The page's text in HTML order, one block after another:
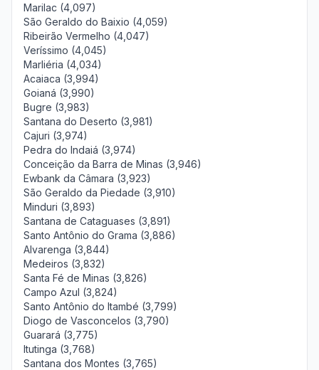
Marilac (4,097)
São Geraldo do Baixio (4,059)
Ribeirão Vermelho (4,047)
Veríssimo (4,045)
Marliéria (4,034)
Acaiaca (3,994)
Goianá (3,990)
Bugre (3,983)
Santana do Deserto (3,981)
Cajuri (3,974)
Pedra do Indaiá (3,974)
Conceição da Barra de Minas (3,946)
Ewbank da Câmara (3,923)
São Geraldo da Piedade (3,910)
Minduri (3,893)
Santana de Cataguases (3,891)
Santo Antônio do Grama (3,886)
Alvarenga (3,844)
Medeiros (3,832)
Santa Fé de Minas (3,826)
Campo Azul (3,824)
Santo Antônio do Itambé (3,799)
Diogo de Vasconcelos (3,790)
Guarará (3,775)
Itutinga (3,768)
Santana dos Montes (3,765)